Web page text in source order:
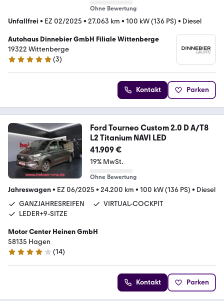
Ohne Bewertung
Unfallfrei • EZ 02/2025 • 27.063 km • 100 kW (136 PS) • Diesel
Autohaus Dinnebier GmbH Filiale Wittenberge
19322 Wittenberge
5 Sterne
(3)
Kontakt Parken
Ford Tourneo Custom 2.0 D A/T8
L2 Titanium NAVI LED
41.909 €
19% MwSt.
Ohne Bewertung
Jahreswagen• EZ 06/2025 • 24.200 km • 100 kW (136 PS) • Diesel
GANZJAHRESREIFEN
VIRTUAL-COCKPIT
LEDER+9-SITZE
Motor Center Heinen GmbH
58135 Hagen
4 Sterne
(14)
Kontakt Parken